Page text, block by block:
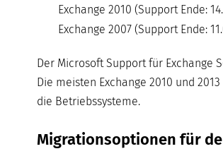
Exchange 2010 (Support Ende:
Exchange 2007 (Support Ende:
Der Microsoft Support für Exchange
Die meisten Exchange 2010 und
die Betriebssysteme.
Migrationsoptionen für